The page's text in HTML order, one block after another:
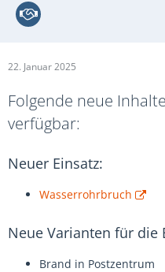
22. Januar 2025
Folgende neue
verfügbar:
Neuer Einsatz:
Wasserrohrbruch
Neue Varianten für die
Brand in Postzentrum